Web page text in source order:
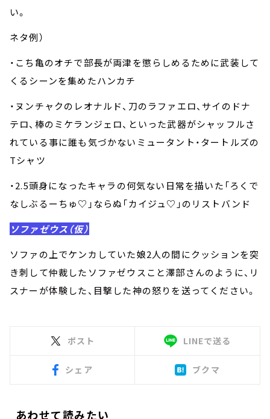
い。
ネタ例）
・こち亀のオチで部長が両津を懲らしめるために武装して
くるシーンを集めたハンカチ
・ヌンチャクのレオナルド、刀のラファエロ、サイのドナ
テロ、棒のミケランジェロ、といった武器がシャッフルさ
れている事に誰も気づかないミュータント・タートルズの
Tシャツ
・2.5頭身になったキャラの何気ない日常を描いた「ろくで
なしぶるーちゅ♡」ならぬ「カイジュ♡」のリストバンド
ソファゼウス（仮）
ソファの上でケンカしていた娘2人の間にクッションを突
き刺して仲裁したソファゼウスこと澤部さんのように、リ
スナーが体験した、目撃した神の怒りを送ってください。
ポスト LINEで送る
シェア ブクマ
あわせて読みたい